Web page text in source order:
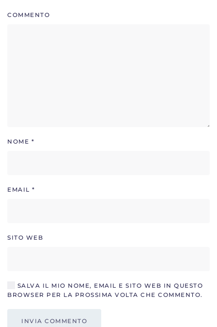
COMMENTO
NOME *
EMAIL *
SITO WEB
SALVA IL MIO NOME, EMAIL E SITO WEB IN QUESTO
BROWSER PER LA PROSSIMA VOLTA CHE COMMENTO.
INVIA COMMENTO